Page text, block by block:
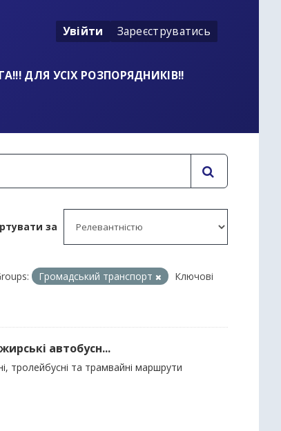
Увійти Зареєструватись
ДЛЯ УСІХ РОЗПОРЯДНИКІВ!!
за
Громадський транспорт
Ключові
автобусн...
тролейбусні та трамвайні маршрути